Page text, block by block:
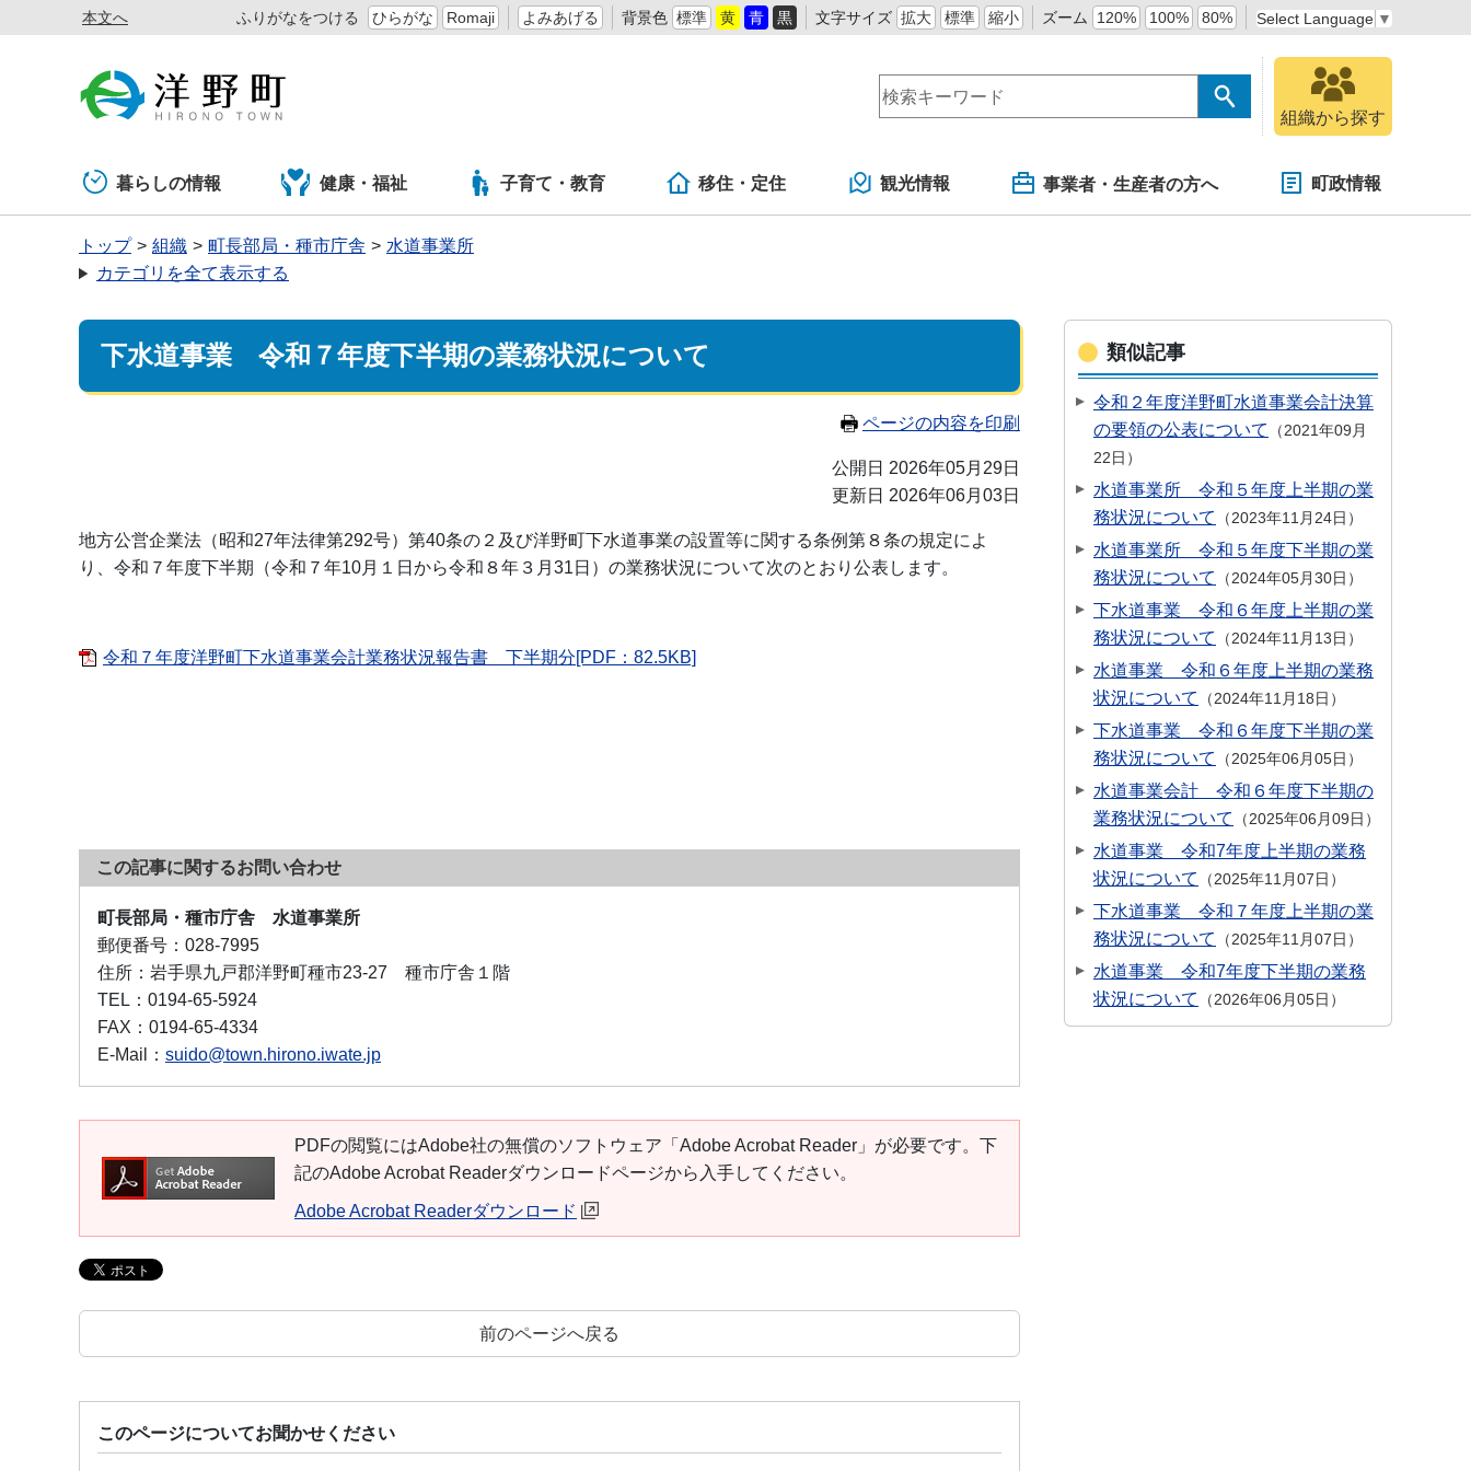
本文へ ふりがなをつける ひらがな Romaji よみあげる 背景色 標準 黄 青 黒 文字サイズ 拡大 標準 縮小 ズーム 120% 100% 80% Select Language ▼
組織から探す
暮らしの情報 健康・福祉 子育て・教育 移住・定住 観光情報 事業者・生産者の方へ 町政情報
トップ 組織 町長部局・種市庁舎
水道事業所
カテゴリを全て表示する
下水道事業 令和７年度下半期の業務状況について
ページの内容を印刷
公開日 2026年05月29日
更新日 2026年06月03日
地方公営企業法（昭和27年法律第292号）第40条の２及び洋野町下水道事業の設置等に関する条例第８条の規定によ
り、令和７年度下半期（令和７年10月１日から令和８年３月31日）の業務状況について次のとおり公表します。
令和７年度洋野町下水道事業会計業務状況報告書 下半期分[PDF：82.5KB]
この記事に関するお問い合わせ
町長部局・種市庁舎 水道事業所
郵便番号： 028-7995
住所： 岩手県九戸郡洋野町種市23-27 種市庁舎１階
TEL： 0194-65-5924
FAX： 0194-65-4334
E-Mail： suido@town.hirono.iwate.jp
PDFの閲覧にはAdobe社の無償のソフトウェア「Adobe Acrobat Reader」が必要です。下
記のAdobe Acrobat Readerダウンロードページから入手してください。
Adobe Acrobat Readerダウンロード
前のページへ戻る
このページについてお聞かせください
類似記事
令和２年度洋野町水道事業会計決算
の要領の公表について
2021年09月
22日
水道事業所 令和５年度上半期の業
務状況について
2023年11月24日
水道事業所 令和５年度下半期の業
務状況について
2024年05月30日
下水道事業 令和６年度上半期の業
務状況について
2024年11月13日
水道事業 令和６年度上半期の業務
状況について
2024年11月18日
下水道事業 令和６年度下半期の業
務状況について
2025年06月05日
水道事業会計 令和６年度下半期の
業務状況について
2025年06月09日
水道事業 令和7年度上半期の業務
状況について
2025年11月07日
下水道事業 令和７年度上半期の業
務状況について
2025年11月07日
水道事業 令和7年度下半期の業務
状況について
2026年06月05日